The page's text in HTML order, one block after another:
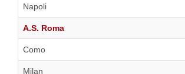
Napoli
A.S. Roma
Como
Milan